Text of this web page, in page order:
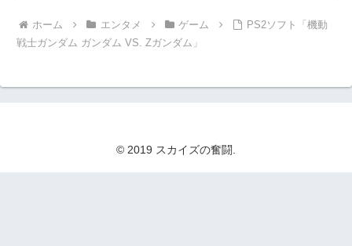
ホーム エンタメ ゲーム
PS2ソフト「機動
戦士ガンダム ガンダム VS. Zガンダム」
© 2019 スカイズの奮闘.